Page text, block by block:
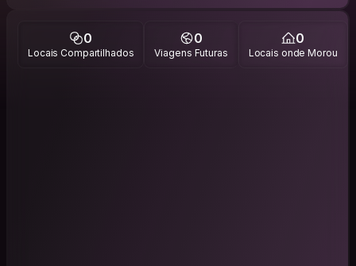
0
Locais Compartilhados
0
Viagens Futuras
0
Locais onde Morou